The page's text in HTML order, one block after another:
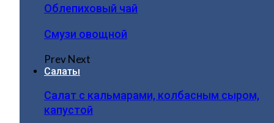
Облепиховый чай
Смузи овощной
PrevNext
Салаты
Салат с кальмарами, колбасным сыром,
капустой